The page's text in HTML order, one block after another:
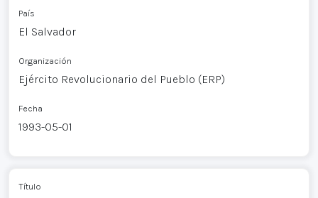
País
El Salvador
Organización
Ejército Revolucionario del Pueblo (ERP)
Fecha
1993-05-01
Título